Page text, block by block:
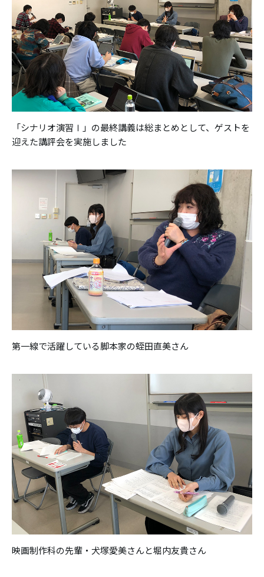
「シナリオ演習Ⅰ」の最終講義は総まとめとして、ゲストを
迎えた講評会を実施しました
第一線で活躍している脚本家の蛭田直美さん
映画制作科の先輩・犬塚愛美さんと堀内友貴さん